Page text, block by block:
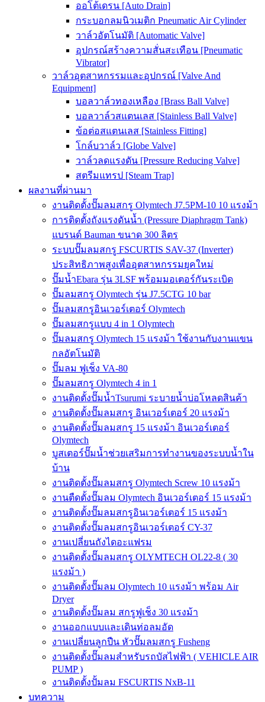
ออโต้เดรน [Auto Drain]
กระบอกลมนิวเมติก Pneumatic Air Cylinder
วาล์วอัตโนมัติ [Automatic Valve]
อุปกรณ์สร้างความสั่นสะเทือน [Pneumatic
Vibrator]
วาล์วอุตสาหกรรมและอุปกรณ์ [Valve And
Equipment]
บอลวาล์วทองเหลือง [Brass Ball Valve]
บอลวาล์วสแตนเลส [Stainless Ball Valve]
ข้อต่อสแตนเลส [Stainless Fitting]
โกล์บวาล์ว [Globe Valve]
วาล์วลดแรงดัน [Pressure Reducing Valve]
สตรีมแทรป [Steam Trap]
ผลงานที่ผ่านมา
งานติดตั้งปั๊มลมสกรู Olymtech J7.5PM-10 10 แรงม้า
การติดตั้งถังแรงดันน้ำ (Pressure Diaphragm Tank)
แบรนด์ Bauman ขนาด 300 ลิตร
ระบบปั๊มลมสกรู FSCURTIS SAV-37 (Inverter)
ประสิทธิภาพสูงเพื่ออุตสาหกรรมยุคใหม่
ปั๊มน้ำEbara รุ่น 3LSF พร้อมมอเตอร์กันระเบิด
ปั๊มลมสกรู Olymtech รุ่น J7.5CTG 10 bar
ปั๊มลมสกรูอินเวอร์เตอร์ Olymtech
ปั๊มลมสกรูแบบ 4 in 1 Olymtech
ปั๊มลมสกรู Olymtech 15 แรงม้า ใช้งานกับงานแขน
กลอัตโนมัติ
ปั๊มลม ฟูเช็ง VA-80
ปั๊มลมสกรู Olymtech 4 in 1
งานติดตั้งปั๊มน้ำTsurumi ระบายน้ำบ่อโหลดสินค้า
งานติดตั้งปั๊มลมสกรู อินเวอร์เตอร์ 20 แรงม้า
งานติดตั้งปั๊มลมสกรู 15 แรงม้า อินเวอร์เตอร์
Olymtech
บูสเตอร์ปั๊มน้ำช่วยเสริมการทำงานของระบบน้ำใน
บ้าน
งานติดตั้งปั๊มลมสกรู Olymtech Screw 10 แรงม้า
งานตืดตั้งปั๊มลม Olymtech อินเวอร์เตอร์ 15 แรงม้า
งานติดตั้งปั๊มลมสกรูอินเวอร์เตอร์ 15 แรงม้า
งานติดตั้งปั๊มลมสกรูอินเวอร์เตอร์ CY-37
งานเปลี่ยนถังไดอะแฟรม
งานติดตั้งปั๊มลมสกรู OLYMTECH OL22-8 ( 30
แรงม้า )
งานติดตั้งปั๊มลม Olymtech 10 แรงม้า พร้อม Air
Dryer
งานติดตั้งปั๊มลม สกรูฟูเช็ง 30 แรงม้า
งานออกแบบและเดินท่อลมอัด
งานเปลี่ยนลูกปืน หัวปั๊มลมสกรู Fusheng
งานติดตั้งปั๊มลมสำหรับรถบัสไฟฟ้า ( VEHICLE AIR
PUMP )
งานติดตั้งปั้มลม FSCURTIS NxB-11
บทความ